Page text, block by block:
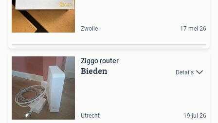
Zwolle 17 mei 26
Ziggo router
Bieden Details
Utrecht 19 jul 26